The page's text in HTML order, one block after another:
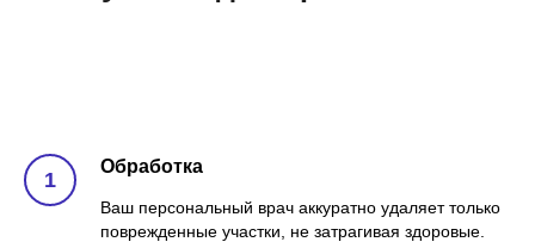
Обработка
Ваш персональный врач аккуратно удаляет только
поврежденные участки, не затрагивая здоровые.